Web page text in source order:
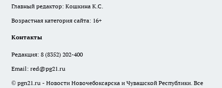
Главный редактор: Кошкина К.С.
Возрастная категория сайта: 16+
Контакты
Редакция: 8 (8352) 202-400
Email: red@pg21.ru
© pgn21.ru - Новости Новочебоксарска и Чувашской Республики. Все